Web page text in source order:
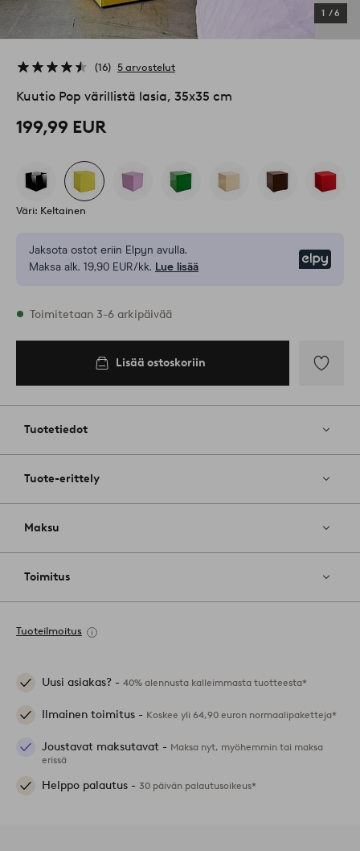
1 /6
16 5 arvostelut
Kuutio Pop värillistä lasia, 35x35 cm
199,99 EUR
Väri: Keltainen
Jaksota ostot eriin Elpyn avulla.
Maksa alk. 19,90 EUR/kk. Lue lisää
Varastossa
Toimitetaan 3-6 arkipäivää
Lisää ostoskoriin
Tuotetiedot
Tuote-erittely
Maksu
Toimitus
Tuoteilmoitus
Uusi asiakas? - 40% alennusta kalleimmasta tuotteesta*
Ilmainen toimitus - Koskee yli 64,90 euron normaalipaketteja*
Joustavat maksutavat - Maksa nyt, myöhemmin tai maksa
erissä
Helppo palautus - 30 päivän palautusoikeus*